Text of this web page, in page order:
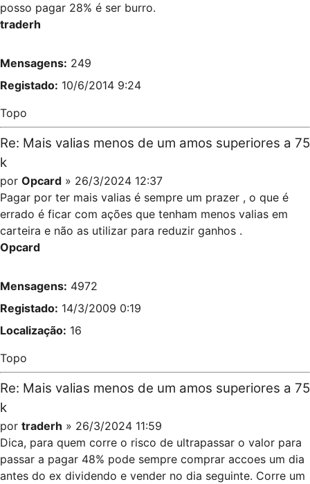
posso pagar 28% é ser burro.
traderh
Mensagens: 249
Registado: 10/6/2014 9:24
Topo
Re: Mais valias menos de um amos superiores a 75
k
por Opcard » 26/3/2024 12:37
Pagar por ter mais valias é sempre um prazer , o que é
errado é ficar com ações que tenham menos valias em
carteira e não as utilizar para reduzir ganhos .
Opcard
Mensagens: 4972
Registado: 14/3/2009 0:19
Localização: 16
Topo
Re: Mais valias menos de um amos superiores a 75
k
por traderh » 26/3/2024 11:59
Dica, para quem corre o risco de ultrapassar o valor para
passar a pagar 48% pode sempre comprar accoes um dia
antes do ex dividendo e vender no dia seguinte. Corre um